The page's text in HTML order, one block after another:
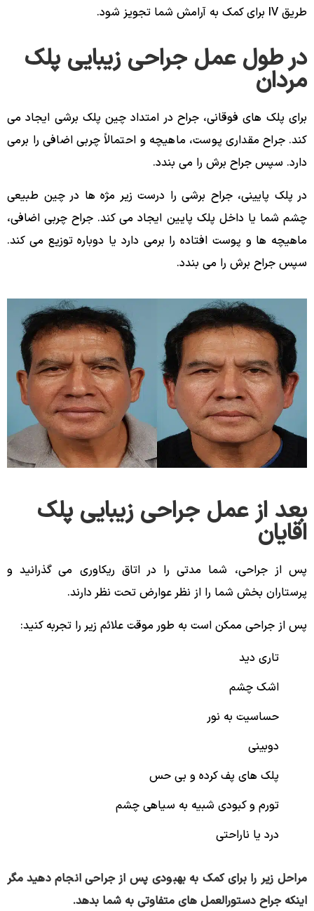
طریق IV برای کمک به آرامش شما تجویز شود.
در طول عمل جراحی زیبایی پلک
مردان
برای پلک های فوقانی، جراح در امتداد چین پلک برشی ایجاد می
کند. جراح مقداری پوست، ماهیچه و احتمالاً چربی اضافی را برمی
دارد. سپس جراح برش را می بندد.
در پلک پایینی، جراح برشی را درست زیر مژه ها در چین طبیعی
چشم شما یا داخل پلک پایین ایجاد می کند. جراح چربی اضافی،
ماهیچه ها و پوست افتاده را برمی دارد یا دوباره توزیع می کند.
سپس جراح برش را می بندد.
بعد از عمل جراحی زیبایی پلک
اقایان
پس از جراحی، شما مدتی را در اتاق ریکاوری می گذرانید و
پرستاران بخش شما را از نظر عوارض تحت نظر دارند.
پس از جراحی ممکن است به طور موقت علائم زیر را تجربه کنید:
تاری دید
اشک چشم
حساسیت به نور
دوبینی
پلک های پف کرده و بی حس
تورم و کبودی شبیه به سیاهی چشم
درد یا ناراحتی
مراحل زیر را برای کمک به بهبودی پس از جراحی انجام دهید مگر
اینکه جراح دستورالعمل های متفاوتی به شما بدهد.